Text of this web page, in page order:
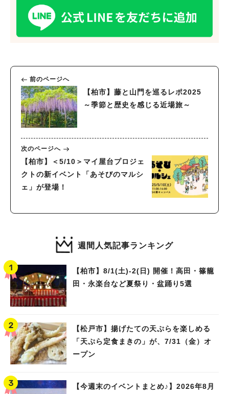
前のページへ
【柏市】藤と山門を巡るレポ2025
～季節と歴史を感じる近場旅～
次のページへ
【柏市】＜5/10＞マイ屋台プロジェ
クトの新イベント「あそびのマルシ
ェ」が登場！
週間人気記事ランキング
【柏市】8/1(土)‐2(日) 開催！高田・篠籠
田・永楽台など夏祭り・盆踊り5選
【松戸市】揚げたての天ぷらを楽しめる
「天ぷら定食まきの」が、7/31（金）オ
ープン
【今週末のイベントまとめ♪】2026年8月